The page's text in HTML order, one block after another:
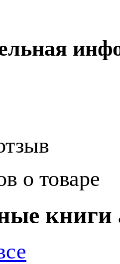
о товаре
книги